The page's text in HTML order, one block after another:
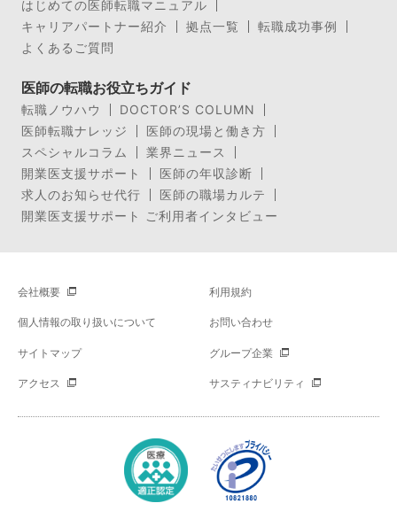
はじめての医師転職マニュアル
キャリアパートナー紹介
拠点一覧
転職成功事例
よくあるご質問
医師の転職お役立ちガイド
転職ノウハウ
DOCTOR’S COLUMN
医師転職ナレッジ
医師の現場と働き方
スペシャルコラム
業界ニュース
開業医支援サポート
医師の年収診断
求人のお知らせ代行
医師の職場カルテ
開業医支援サポート ご利用者インタビュー
会社概要 利用規約
個人情報の取り扱いについて お問い合わせ
サイトマップ グループ企業
アクセス サスティナビリティ